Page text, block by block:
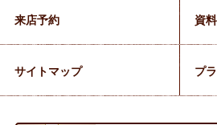
来店予約 資
サイトマップ プ